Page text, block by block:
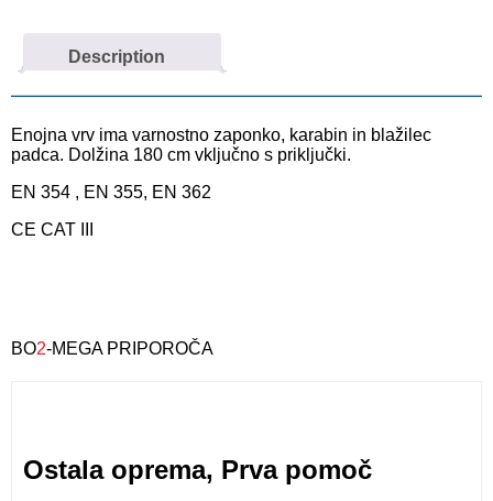
Description
Enojna vrv ima varnostno zaponko, karabin in blažilec
padca. Dolžina 180 cm vključno s priključki.
EN 354 , EN 355, EN 362
CE CAT III
BO2-MEGA PRIPOROČA
Ostala oprema, Prva pomoč